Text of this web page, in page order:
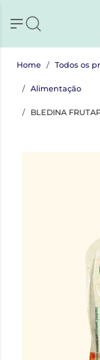
Home Todos os
Alimentação
BLEDINA